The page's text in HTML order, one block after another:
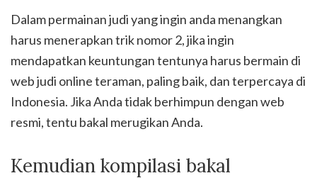
Dalam permainan judi yang ingin anda menangkan
harus menerapkan trik nomor 2, jika ingin
mendapatkan keuntungan tentunya harus bermain di
web judi online teraman, paling baik, dan terpercaya di
Indonesia. Jika Anda tidak berhimpun dengan web
resmi, tentu bakal merugikan Anda.
Kemudian kompilasi bakal